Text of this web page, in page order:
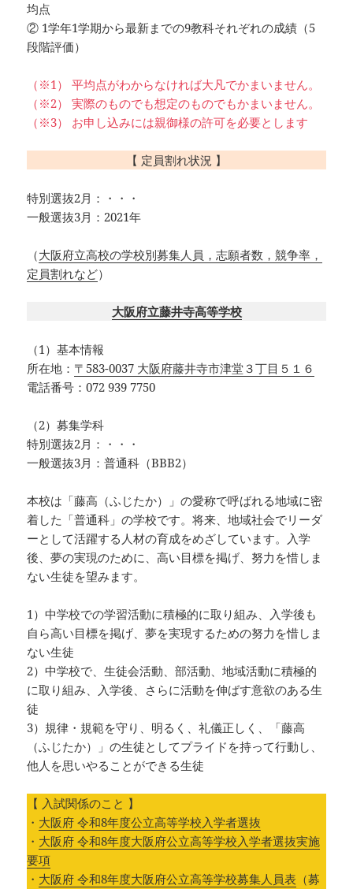
均点
② 1学年1学期から最新までの9教科それぞれの成績（5
段階評価）
（※1） 平均点がわからなければ大凡でかまいません。
（※2） 実際のものでも想定のものでもかまいません。
（※3） お申し込みには親御様の許可を必要とします
【 定員割れ状況 】
特別選抜2月：・・・
一般選抜3月：2021年
（大阪府立高校の学校別募集人員，志願者数，競争率，
定員割れなど）
大阪府立藤井寺高等学校
（1）基本情報
所在地： 〒583-0037 大阪府藤井寺市津堂３丁目５１６
電話番号：072 939 7750
（2）募集学科
特別選抜2月：・・・
一般選抜3月：普通科（BBB2）
本校は「藤高（ふじたか）」の愛称で呼ばれる地域に密
着した「普通科」の学校です。将来、地域社会でリーダ
ーとして活躍する人材の育成をめざしています。入学
後、夢の実現のために、高い目標を掲げ、努力を惜しま
ない生徒を望みます。
1）中学校での学習活動に積極的に取り組み、入学後も
自ら高い目標を掲げ、夢を実現するための努力を惜しま
ない生徒
2）中学校で、生徒会活動、部活動、地域活動に積極的
に取り組み、入学後、さらに活動を伸ばす意欲のある生
徒
3）規律・規範を守り、明るく、礼儀正しく、「藤高
（ふじたか）」の生徒としてプライドを持って行動し、
他人を思いやることができる生徒
【 入試関係のこと 】
・ 大阪府 令和8年度公立高等学校入学者選抜
・ 大阪府 令和8年度大阪府公立高等学校入学者選抜実施
要項
・ 大阪府 令和8年度大阪府公立高等学校募集人員表 （募